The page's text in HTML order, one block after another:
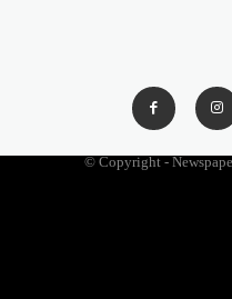
© Copyright -